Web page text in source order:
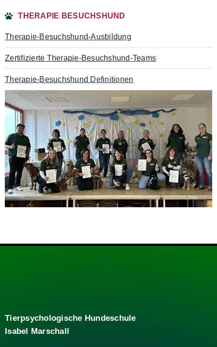
THERAPIE BESUCHSHUND
Therapie-Besuchshund-Ausbildung
Zertifizierte Therapie-Besuchshund-Teams
Therapie-Besuchshund Definitionen
Tierpsychologische Hundeschule
Isabel Marschall